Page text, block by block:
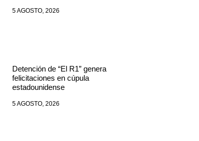
5 AGOSTO, 2026
Detención de “El R1” genera
felicitaciones en cúpula
estadounidense
5 AGOSTO, 2026